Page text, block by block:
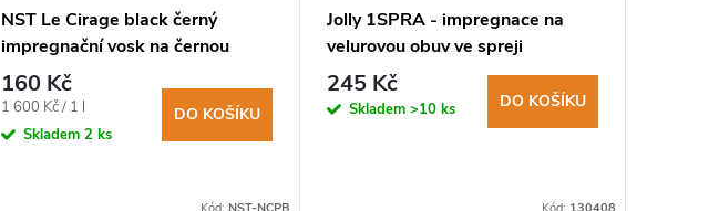
NST Le Cirage black černý
impregnační vosk na černou
obuv 100ml
160 Kč
Měrná
cena:
1 600 Kč / 1 l
Skladem 2 ks
DO KOŠÍKU
Jolly 1SPRA - impregnace na
velurovou obuv ve spreji
245 Kč
Skladem >10 ks DO KOŠÍKU